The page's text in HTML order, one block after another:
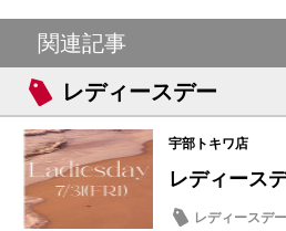
関連記事
レディースデー
宇部トキワ店
レディース
レディースデー